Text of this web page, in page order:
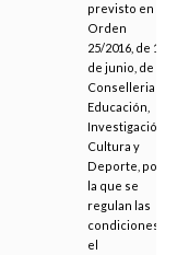
previsto en la
Orden
25/2016, de 13
de junio, de la
Conselleria de
Educación,
Investigación,
Cultura y
Deporte, por
la que se
regulan las
condiciones y
el